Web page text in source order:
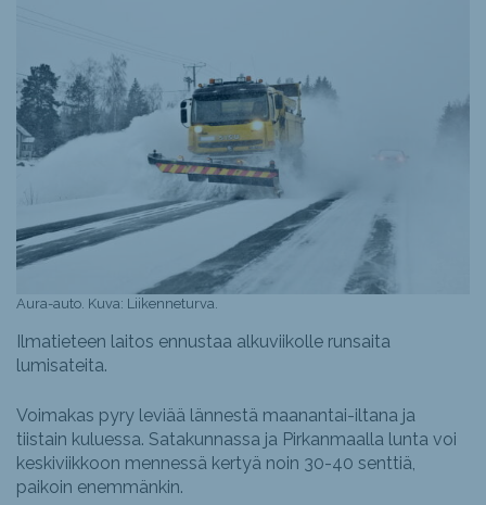
Aura-auto. Kuva: Liikenneturva.
Ilmatieteen laitos ennustaa alkuviikolle runsaita
lumisateita.
Voimakas pyry leviää lännestä maanantai-iltana ja
tiistain kuluessa. Satakunnassa ja Pirkanmaalla lunta voi
keskiviikkoon mennessä kertyä noin 30-40 senttiä,
paikoin enemmänkin.